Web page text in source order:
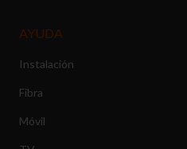
AYUDA
Instalación
Fibra
Móvil